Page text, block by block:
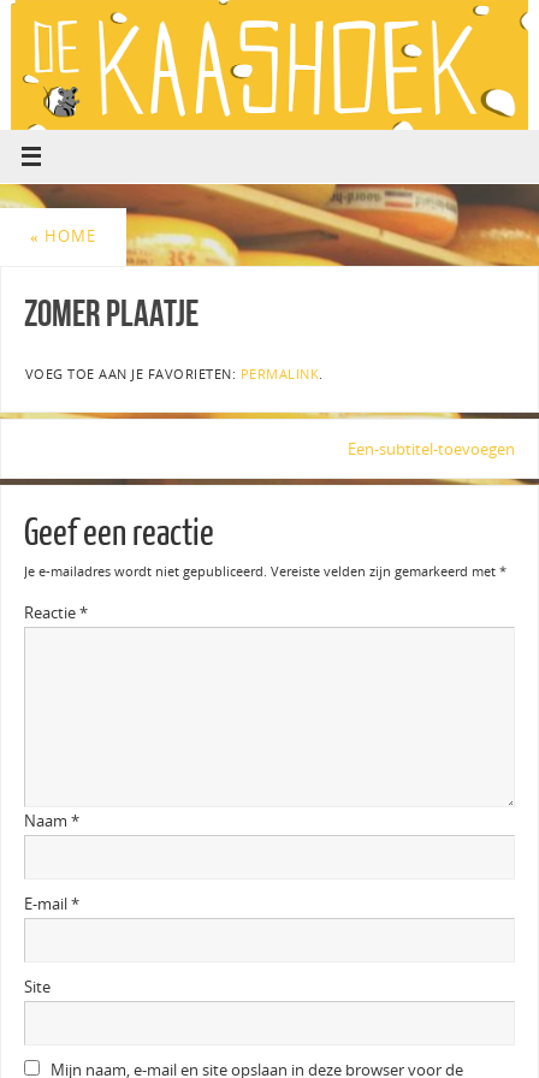
« HOME
zomer plaatje
VOEG TOE AAN JE FAVORIETEN: PERMALINK.
Een-subtitel-toevoegen
Geef een reactie
Je e-mailadres wordt niet gepubliceerd. Vereiste velden zijn gemarkeerd met *
Reactie*
Naam *
E-mail*
Site
Mijn naam, e-mail en site opslaan in deze browser voor de